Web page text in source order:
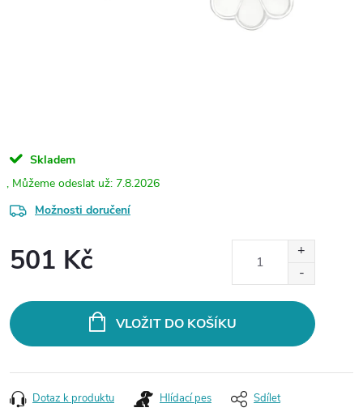
Skladem
7.8.2026
Možnosti doručení
501 Kč
VLOŽIT DO KOŠÍKU
Dotaz k produktu Hlídací pes Sdílet